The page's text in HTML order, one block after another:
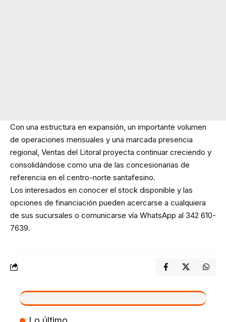
Con una estructura en expansión, un importante volumen
de operaciones mensuales y una marcada presencia
regional, Ventas del Litoral proyecta continuar creciendo y
consolidándose como una de las concesionarias de
referencia en el centro-norte santafesino.
Los interesados en conocer el stock disponible y las
opciones de financiación pueden acercarse a cualquiera
de sus sucursales o comunicarse vía WhatsApp al 342 610-
7639.
VIVO